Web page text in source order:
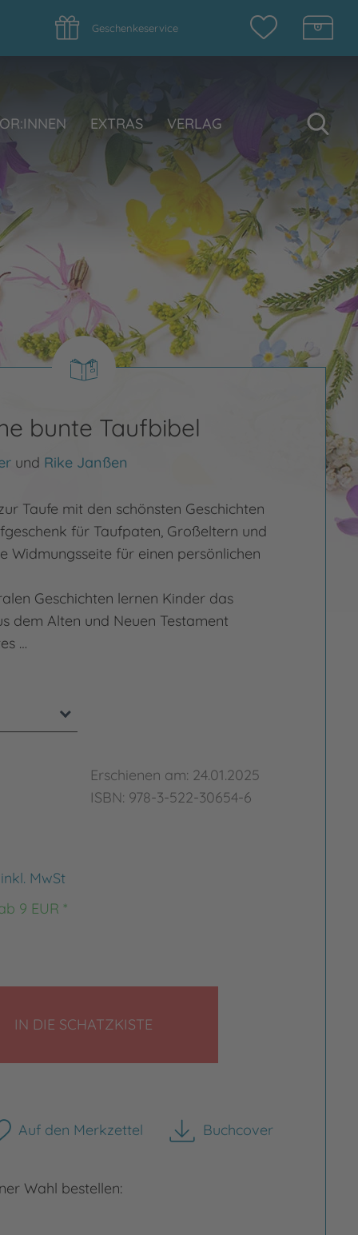
Geschenkeservice
EXTRAS VERLAG
bunte Taufbibel
und Rike Janßen
Taufe mit den schönsten Geschichten
für Taufpaten, Großeltern und
Widmungsseite für einen persönlichen
Geschichten lernen Kinder das
dem Alten und Neuen Testament
…
Erschienen am: 24.01.2025
ISBN: 978-3-522-30654-6
inkl. MwSt
9 EUR *
IN DIE SCHATZKISTE
Auf den Merkzettel Buchcover
herunterladen
Wahl bestellen: